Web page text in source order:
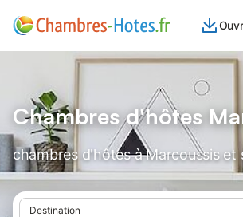
Chambres d'hôtes
chambres d'hôtes à Marcoussis et
Destination